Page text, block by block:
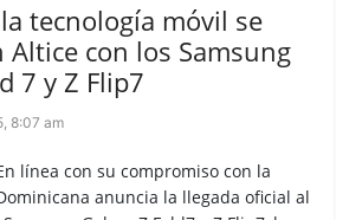
tecnología móvil se
Altice con los Samsung
7 y Z Flip7
8:07 am
línea con su compromiso con la
anuncia la llegada oficial al